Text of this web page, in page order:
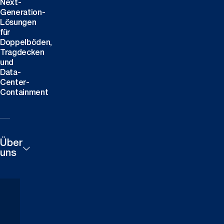
Next-
Generation-
Lösungen
für
Doppelböden,
Tragdecken
und
Data-
Center-
Containment
Über
uns